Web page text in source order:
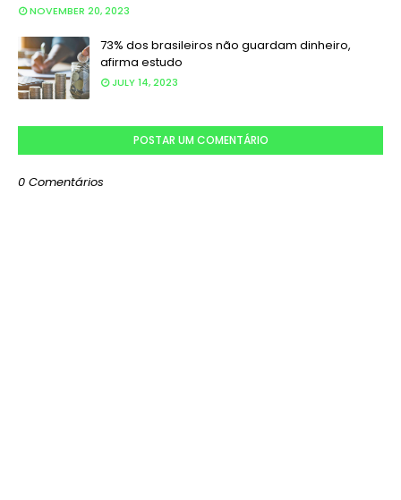
NOVEMBER 20, 2023
73% dos brasileiros não guardam dinheiro,
afirma estudo
JULY 14, 2023
POSTAR UM COMENTÁRIO
0 Comentários